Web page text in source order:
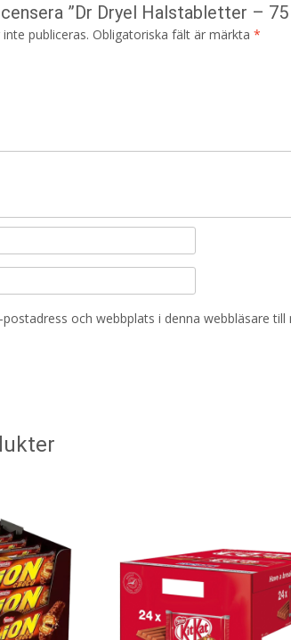
”Dr Dryel Halstabletter – 75
publiceras. Obligatoriska fält är märkta *
och webbplats i denna webbläsare